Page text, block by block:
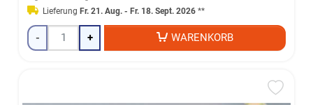
Lieferung Fr. 21. Aug. - Fr. 18. Sept. 2026 **
- + WARENKORB